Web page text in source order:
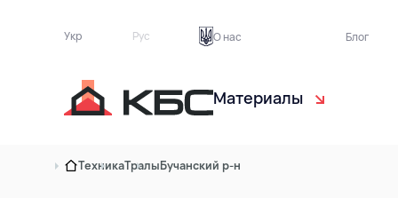
Укр Рус О нас Блог
Материалы
ТехникаТралыБучанский р-н